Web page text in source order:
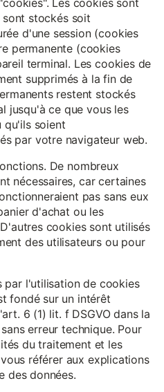
stockés soit
d'une session (cookies
permanente (cookies
terminal. Les cookies de
supprimés à la fin de
restent stockés
jusqu'à ce que vous les
qu'ils soient
par votre navigateur web.
De nombreux
nécessaires, car certaines
pas sans eux
d'achat ou les
cookies sont utilisés
des utilisateurs ou pour
par l'utilisation de cookies
fondé sur un intérêt
6 (1) lit. f DSGVO dans la
erreur technique. Pour
du traitement et les
référer aux explications
des données.